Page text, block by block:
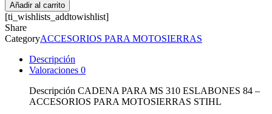
Añadir al carrito
[ti_wishlists_addtowishlist]
Share
CategoryACCESORIOS PARA MOTOSIERRAS
Descripción
Valoraciones 0
Descripción CADENA PARA MS 310 ESLABONES 84 –
ACCESORIOS PARA MOTOSIERRAS STIHL